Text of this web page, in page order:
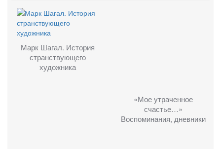
Марк Шагал. История
странствующего
художника
«Мое утраченное
счастье…»
Воспоминания, дневники